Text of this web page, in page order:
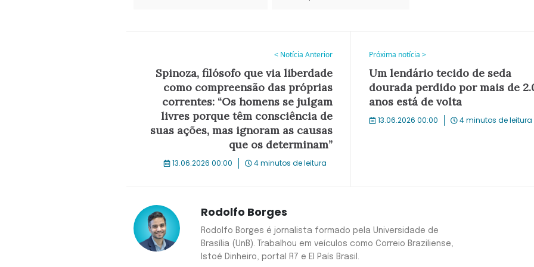
< Notícia Anterior
Spinoza, filósofo que via liberdade
como compreensão das próprias
correntes: “Os homens se julgam
livres porque têm consciência de
suas ações, mas ignoram as causas
que os determinam”
13.06.2026 00:00 4 minutos de leitura
Próxima notícia >
Um lendário tecido de seda
dourada perdido por mais de
anos está de volta
13.06.2026 00:00 4 minutos de leitura
Rodolfo Borges
Rodolfo Borges é jornalista formado pela Universidade de
Brasília (UnB). Trabalhou em veículos como Correio Braziliense,
Istoé Dinheiro, portal R7 e El País Brasil.